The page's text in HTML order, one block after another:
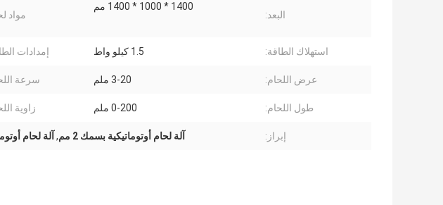
البعد:
1400 * 1000 * 1400 مم
مواد
استهلاك الطاقة: 1.5 كيلو واط إمدادات
عرض اللحام: 3-20 ملم سرعة
طول اللحام: 0-200 ملم زاوية
إبراز: آلة لحام أوتوماتيكية بسمك 2 مم , آلة لحام